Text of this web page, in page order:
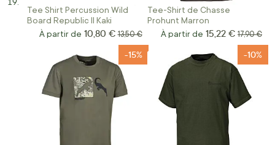
Tee Shirt Percussion Wild
Board Republic II Kaki
À partir de 10,80 € Prix normal
13,50 €
Tee-Shirt de Chasse
Prohunt Marron
À partir de 15,22 € Prix
17,90 €
-15% -10%